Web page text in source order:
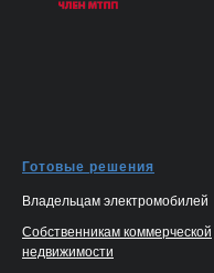
Готовые решения
Владельцам электромобилей
Собственникам коммерческой
недвижимости